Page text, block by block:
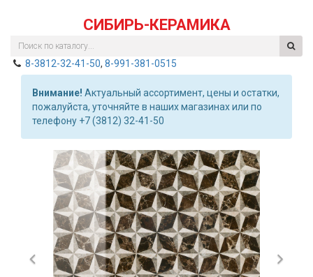
СИБИРЬ-КЕРАМИКА
8-3812-32-41-50, 8-991-381-0515
Внимание! Актуальный ассортимент, цены и остатки,
пожалуйста, уточняйте в наших магазинах или по
телефону +7 (3812) 32-41-50
Previous